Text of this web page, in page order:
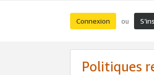
Connexion ou
Politiques